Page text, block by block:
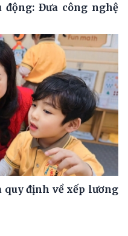
động: Đưa công nghệ
quy định về xếp lương